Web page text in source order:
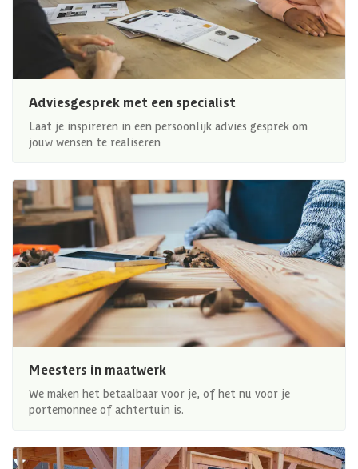
Adviesgesprek met een specialist
Laat je inspireren in een persoonlijk advies gesprek om
jouw wensen te realiseren
Meesters in maatwerk
We maken het betaalbaar voor je, of het nu voor je
portemonnee of achtertuin is.